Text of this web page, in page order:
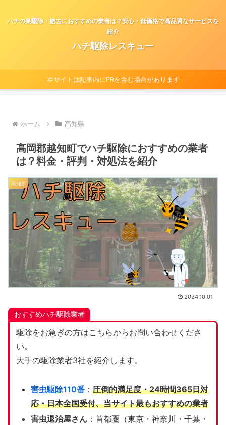
ハチの巣駆除・撤去におすすめの業者は？安心・低価格で高品質なサービスを
紹介
ハチ駆除レスキュー
本サイトは記事内にPRを含む場合があります
ホーム 高知県
高岡郡越知町でハチ駆除におすすめの業者
は？料金・評判・対処法を紹介
高知県
2024.10.01
おすすめハチ駆除業者
駆除をお急ぎの方はこちらからお問い合わせくださ
い。
大手の駆除業者3社を紹介します。
害虫駆除110番： 圧倒的満足度・24時間365日対
応・日本全国受付、当サイト最もおすすめの業者
害虫退治屋さん：首都圏（東京・神奈川・千葉・